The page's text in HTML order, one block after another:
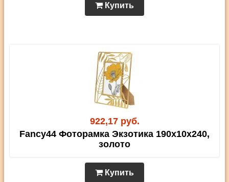
Купить
922,17 руб.
Fancy44 Фоторамка Экзотика 190х10х240,
золото
Купить